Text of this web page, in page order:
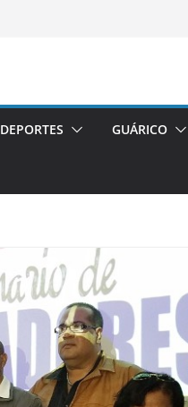
DEPORTES GUÁRICO